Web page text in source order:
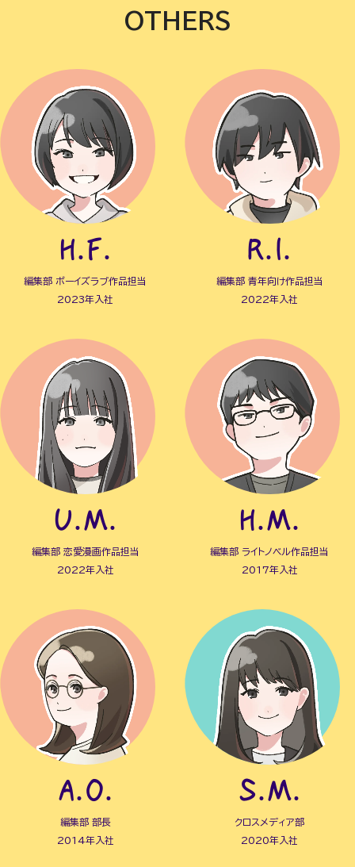
OTHERS
H.F.
編集部 ボーイズラブ作品担当
2023年入社
R.I.
編集部 青年向け作品担当
2022年入社
U.M.
編集部 恋愛漫画作品担当
2022年入社
H.M.
編集部 ライトノベル作品担当
2017年入社
A.O.
編集部 部長
2014年入社
S.M.
クロスメディア部
2020年入社